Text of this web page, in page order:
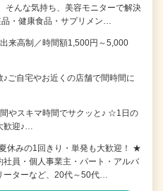
そんな気持ち、美容モニターで解決
・健康食品・サプリメン…
来高制／時間額1,500円～5,000
自宅やお近くの店舗で間時間に
やスキマ時間でサクッと♪ ☆1日の
歓迎♪…
休みの1回きり・単発も大歓迎！ ★
員・個人事業主・パート・アルバ
ーターなど、20代～50代…